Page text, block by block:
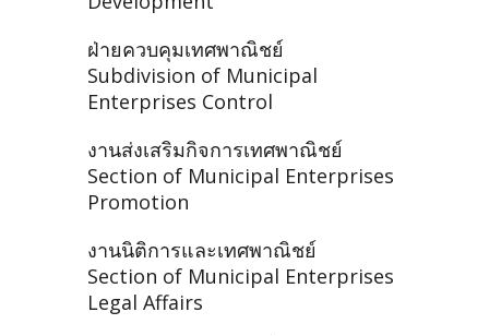
ฝ่ายควบคุมเทศพาณิชย์
Subdivision of Municipal
Enterprises Control
งานส่งเสริมกิจการเทศพาณิชย์
Section of Municipal Enterprises
Promotion
งานนิติการและเทศพาณิชย์
Section of Municipal Enterprises
Legal Affairs